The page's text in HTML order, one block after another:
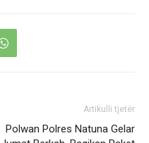
Artikulli tjetër
Polwan Polres Natuna Gelar